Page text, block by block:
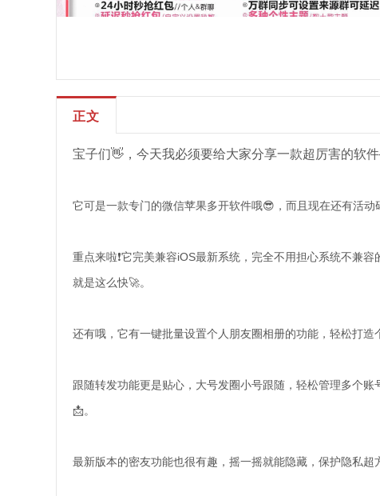
正文
宝子们👋，今天我必须要给大家分享一款超厉害的软
它可是一款专门的微信苹果多开软件哦😎，而且现在还有活
重点来啦❗它完美兼容iOS最新系统，完全不用担心系统不兼
就是这么快🚀。
还有哦，它有一键批量设置个人朋友圈相册的功能，轻松打
跟随转发功能更是贴心，大号发圈小号跟随，轻松管理多个
📩。
最新版本的密友功能也很有趣，摇一摇就能隐藏，保护隐私